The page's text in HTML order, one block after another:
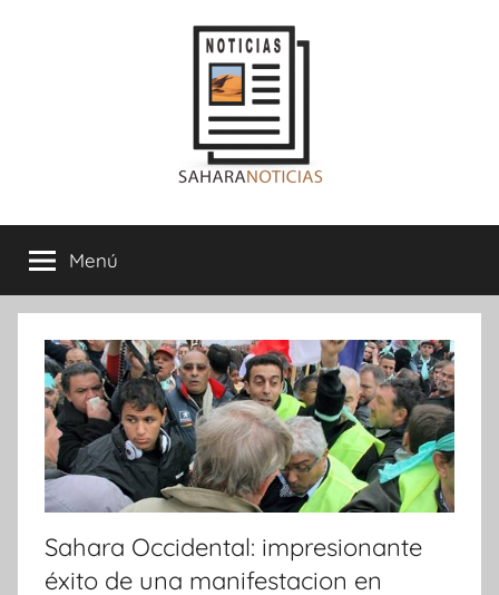
Sahara
Noticias
Menú
Sahara Occidental: impresionante
éxito de una manifestacion en